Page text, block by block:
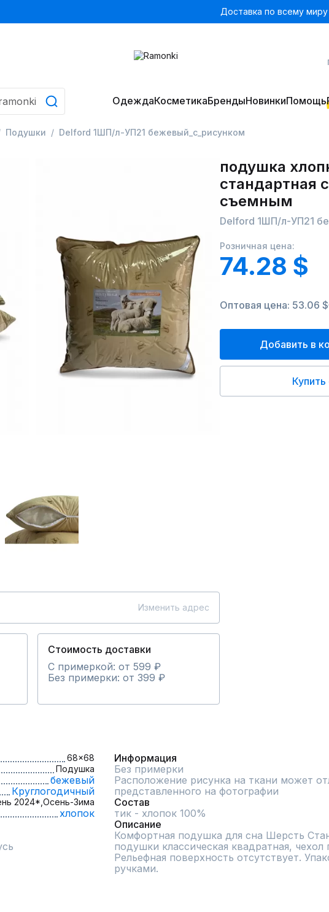
Доставка по всему миру
ОдеждаКосметикаБрендыНовинкиПомощь
Подушки Delford 1ШП/л-УП21 бежевый_с_рисунком
Изменить адрес
Стоимость доставки
С примеркой: от 599 ₽
Без примерки: от 399 ₽
подушка
стандартная
съемным
Delford 1ШП/л-УП21
Розничная цена:
74.28 $
Оптовая цена: 53.06 $
Добавить в
Купить
68x68
Подушка
бежевый
Круглогодичный
2024*, Осень-Зима
хлопок
Информация
Без примерки
Расположение рисунка на ткани может
представленного на фотографии
Состав
тик - хлопок 100%
Описание
Комфортная подушка для сна Шерсть
подушки классическая квадратная,
Рельефная поверхность отсутствует.
ручками.